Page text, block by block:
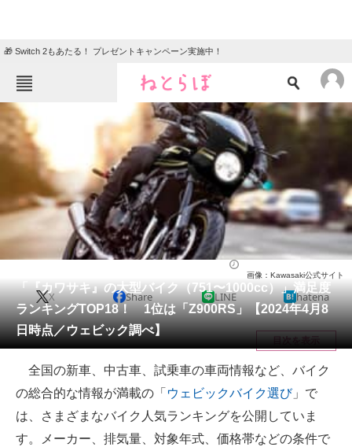
🎁 Switch 2もあたる！ プレゼントキャンペーン実施中！
ねとらぼメニュー
TOP ニュース
エンタメ クイズ
グルメ 地域
教育・育児
リサーチ
会員記事
メディア
注目記事を集めた総合ページ
ITの今と未来を見通す
スマホと通信の最新トレンド
「『カワサキ』の大型バイク（751〜1000cc）」満足度
ランキングTOP18！ 1位は「Z900RS」【2024年4月8
日時点／ウェビック調べ】
画像：Kawasaki公式サイト
X Share LINE hatena
目次を表示
全国の新車、中古車、試乗車の車両情報など、バイク
の総合的な情報が満載の「 ウェビックバイク選び」で
は、さまざまなバイク人気ランキングを公開していま
す。メーカー、排気量、対象年式、価格帯などの条件で